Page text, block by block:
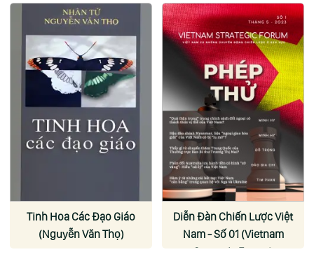
Tinh Hoa Các Đạo Giáo
(Nguyễn Văn Thọ)
Diễn Đàn Chiến Lược Việt
Nam - Số 01 (Vietnam
Strategic Forum)